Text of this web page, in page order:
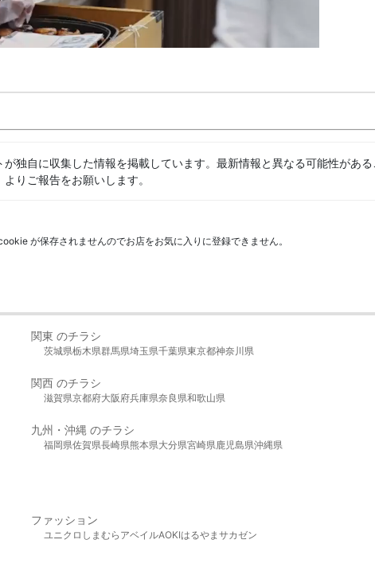
独自に収集した情報を掲載しています。最新情報と異なる可能性があ
よりご報告をお願いします。
が保存されませんのでお店をお気に入りに登録できません。
関東 のチラシ
茨城県栃木県群馬県埼玉県千葉県東京都神奈川県
関西 のチラシ
滋賀県京都府大阪府兵庫県奈良県和歌山県
九州・沖縄 のチラシ
福岡県佐賀県長崎県熊本県大分県宮崎県鹿児島県沖縄県
ファッション
ユニクロ しまむら アベイルAOKIはるやま サカゼン